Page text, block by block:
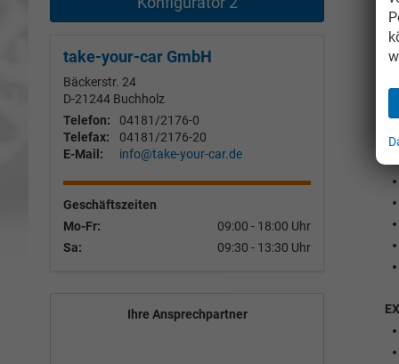
take-your-car GmbH
Bäckerstr. 24
D-21244 Buchholz
Telefon:
04181/2176-0
Telefax:
04181/2176-20
E-Mail:
info@take-your-car.de
Geschäftszeiten
Mo-Fr:
09:00 - 18:00 Uhr
Sa:
09:30 - 13:30 Uhr
Ihre Ansprechpartner